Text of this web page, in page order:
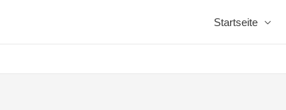
Startseite